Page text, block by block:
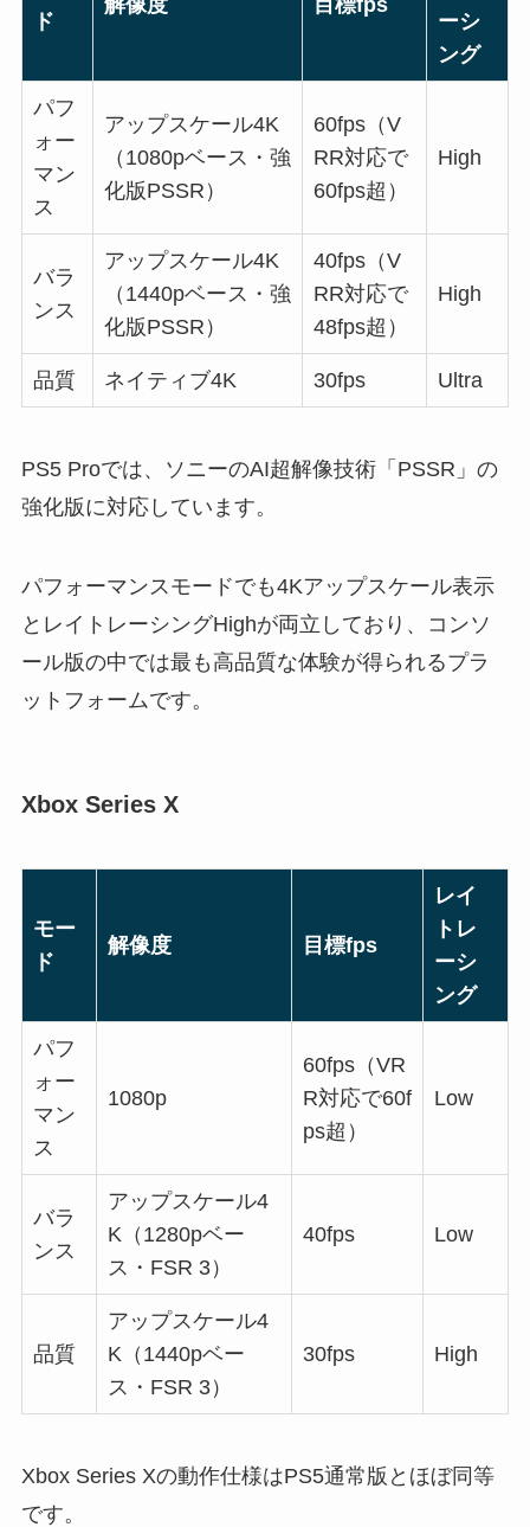
ド
ーシ
ング
パフ
ォー
マン
ス
アップスケール4K
（1080pベース・強
化版PSSR）
60fps（V
RR対応で
60fps超）
High
バラ
ンス
アップスケール4K
（1440pベース・強
化版PSSR）
40fps（V
RR対応で
48fps超）
High
品質 ネイティブ4K 30fps Ultra
PS5 Proでは、ソニーのAI超解像技術「PSSR」の
強化版に対応しています。
パフォーマンスモードでも4Kアップスケール表示
とレイトレーシングHighが両立しており、コンソ
ール版の中では最も高品質な体験が得られるプラ
ットフォームです。
Xbox Series X
モー
ド
解像度 目標fps
レイ
トレ
ーシ
ング
パフ
ォー
マン
ス
1080p
60fps（VR
R対応で60f
ps超）
Low
バラ
ンス
アップスケール4
K（1280pベー
ス・FSR 3）
40fps Low
品質
アップスケール4
K（1440pベー
ス・FSR 3）
30fps High
Xbox Series Xの動作仕様はPS5通常版とほぼ同等
です。